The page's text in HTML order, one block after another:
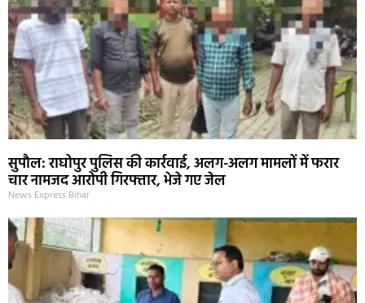
सुपौल: राघोपुर पुलिस की कार्रवाई, अलग-अलग मामलों में फरार
चार नामजद आरोपी गिरफ्तार, भेजे गए जेल
News Express Bihar